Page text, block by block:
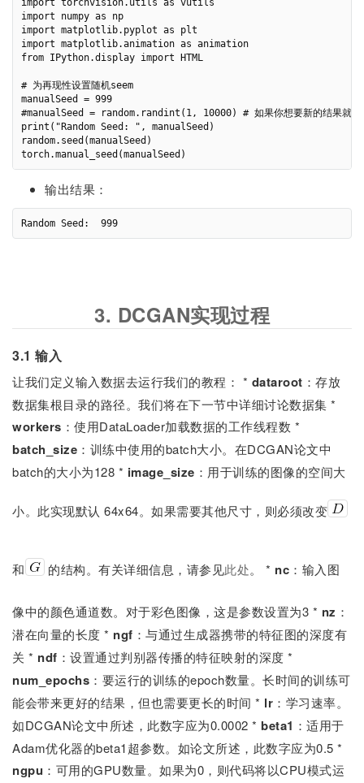
import numpy as np
import matplotlib.pyplot as plt
import matplotlib.animation as animation
from IPython.display import HTML
# 为再现性设置随机seem
manualSeed = 999
#manualSeed = random.randint(1, 10000) # 如果你想要新的结果就是
print("Random Seed: ", manualSeed)
random.seed(manualSeed)
输出结果：
Random Seed:  999
3. DCGAN实现过程
3.1 输入
让我们定义输入数据去运行我们的教程： * dataroot ：存放
数据集根目录的路径。我们将在下一节中详细讨论数据集 *
workers ：使用DataLoader加载数据的工作线程数 *
batch_size ：训练中使用的batch大小。在DCGAN论文中
batch的大小为128 * image_size ：用于训练的图像的空间大
小。此实现默认 64x64。如果需要其他尺寸，则必须改变
和 的结构。有关详细信息，请参见此处。 * nc ：输入图
像中的颜色通道数。对于彩色图像，这是参数设置为3 * nz ：
潜在向量的长度 * ngf ：与通过生成器携带的特征图的深度有
关 * ndf ：设置通过判别器传播的特征映射的深度 *
num_epochs ：要运行的训练的epoch数量。长时间的训练可
能会带来更好的结果，但也需要更长的时间 * lr ：学习速率。
如DCGAN论文中所述，此数字应为0.0002 * beta1 ：适用于
Adam优化器的beta1超参数。如论文所述，此数字应为0.5 *
ngpu ：可用的GPU数量。如果为0，则代码将以CPU模式运